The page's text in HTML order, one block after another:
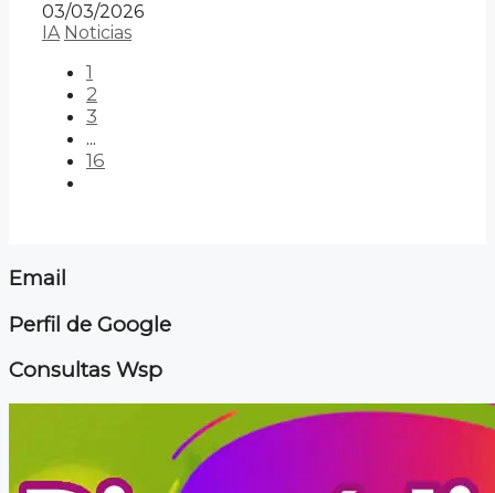
03/03/2026
IA Noticias
1
2
3
...
16
Email
Perfil de Google
Consultas Wsp